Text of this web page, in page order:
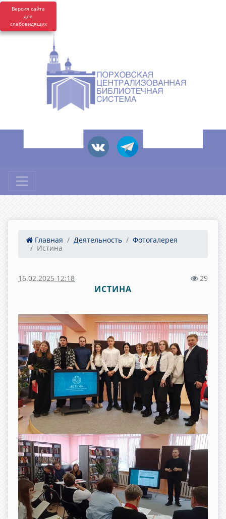
Версия сайта
для
слабовидящих
Главная Деятельность
Фотогалерея
Истина
16.02.2025 12:18 29
ИСТИНА